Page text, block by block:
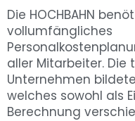
Die HOCHBAHN
vollumfängliches
aller Mitarbeiter.
Unternehmen
welches sowohl als
Berechnung